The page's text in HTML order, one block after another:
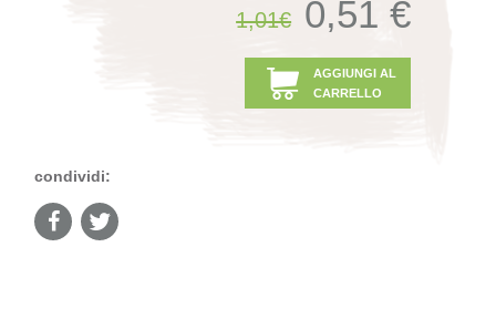
1,01€ 0,51 €
AGGIUNGI AL
CARRELLO
condividi: